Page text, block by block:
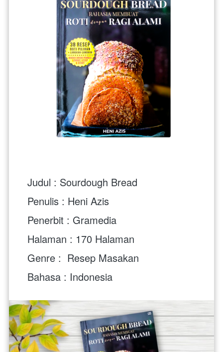
Judul : Sourdough Bread
Penulis : Heni Azis
Penerbit : Gramedia
Halaman : 170 Halaman
Genre :  Resep Masakan
Bahasa : Indonesia